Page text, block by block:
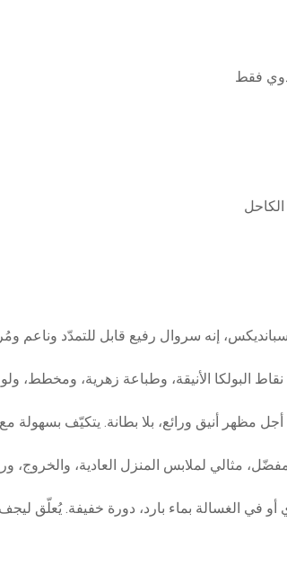
فقط
البولكا الأنيقة، وطباعة زهرية،
مظهر أنيق ورائع، بلا بطانة. يتكيّف بسهولة
مثالي لملابس المنزل العادية،
أو في الغسالة بماء بارد، دورة خفيفة. يُعلّق